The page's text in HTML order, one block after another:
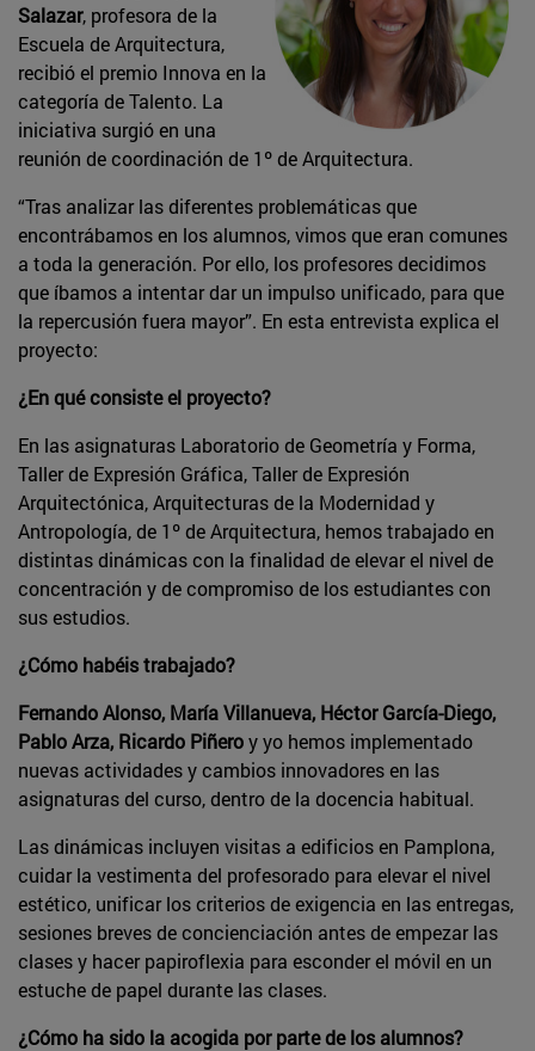
Salazar, profesora de la
Escuela de Arquitectura,
recibió el premio Innova en la
categoría de Talento. La
iniciativa surgió en una
reunión de coordinación de 1º de Arquitectura.
“Tras analizar las diferentes problemáticas que
encontrábamos en los alumnos, vimos que eran comunes
a toda la generación. Por ello, los profesores decidimos
que íbamos a intentar dar un impulso unificado, para que
la repercusión fuera mayor”. En esta entrevista explica el
proyecto:
¿En qué consiste el proyecto?
En las asignaturas Laboratorio de Geometría y Forma,
Taller de Expresión Gráfica, Taller de Expresión
Arquitectónica, Arquitecturas de la Modernidad y
Antropología, de 1º de Arquitectura, hemos trabajado en
distintas dinámicas con la finalidad de elevar el nivel de
concentración y de compromiso de los estudiantes con
sus estudios.
¿Cómo habéis trabajado?
Fernando Alonso, María Villanueva, Héctor García-Diego,
Pablo Arza, Ricardo Piñeroy yo hemos implementado
nuevas actividades y cambios innovadores en las
asignaturas del curso, dentro de la docencia habitual.
Las dinámicas incluyen visitas a edificios en Pamplona,
cuidar la vestimenta del profesorado para elevar el nivel
estético, unificar los criterios de exigencia en las entregas,
sesiones breves de concienciación antes de empezar las
clases y hacer papiroflexia para esconder el móvil en un
estuche de papel durante las clases.
¿Cómo ha sido la acogida por parte de los alumnos?